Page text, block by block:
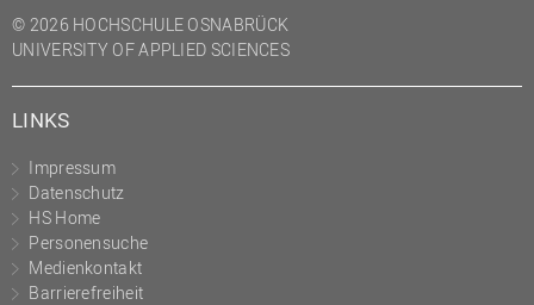
Prozessmanagement
Recht
Studium und Lehre
Transfer- und
Innovationsmanagement
© 2026 HOCHSCHULE OSNABRÜCK
UNIVERSITY OF APPLIED SCIENCES
LINKS
Impressum
Datenschutz
HS Home
Personensuche
Medienkontakt
Barrierefreiheit